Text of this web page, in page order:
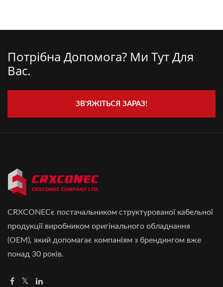
Потрібна Допомога? Ми Тут Для
Вас.
ЗВ'ЯЖІТЬСЯ ЗАРАЗ!
CRXCONECє постачальником структурованої кабельної
продукції виробником оригінального обладнання
(OEM), який допомагає компаніям з брендингом вже
понад 30 років.